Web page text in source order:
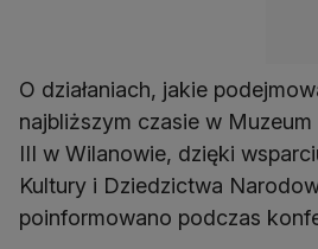
O działaniach, jakie
najbliższym czasie w Muzeum
III w Wilanowie, dzięki
Kultury i Dziedzictwa
poinformowano podczas